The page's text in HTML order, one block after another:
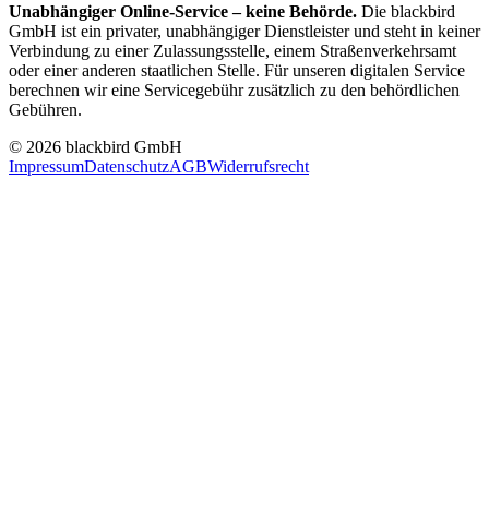
Unabhängiger Online-Service – keine Behörde. Die blackbird
GmbH ist ein privater, unabhängiger Dienstleister und steht in keiner
Verbindung zu einer Zulassungsstelle, einem Straßenverkehrsamt
oder einer anderen staatlichen Stelle. Für unseren digitalen Service
berechnen wir eine Servicegebühr zusätzlich zu den behördlichen
Gebühren.
© 2026 blackbird GmbH
ImpressumDatenschutzAGBWiderrufsrecht